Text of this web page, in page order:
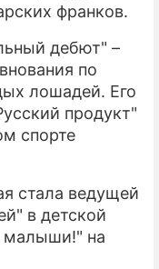
франков.
дебют" –
по
лошадей. Его
продукт"
спорте
стала ведущей
в детской
малыши!" на